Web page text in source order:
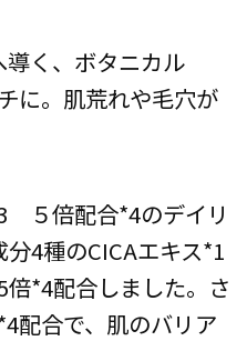
く、ボタニカル
に。肌荒れや毛穴が
５倍配合*4のデイリ
4種のCICAエキス*1
*4配合しました。さ
配合で、肌のバリア